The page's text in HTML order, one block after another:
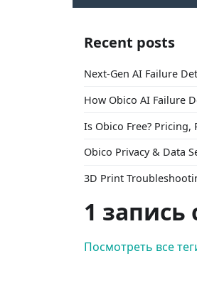
Recent posts
Next-Gen AI Failure
How Obico AI Failure
Is Obico Free? Pricing,
Obico Privacy & Data
3D Print
1
Посмотреть все